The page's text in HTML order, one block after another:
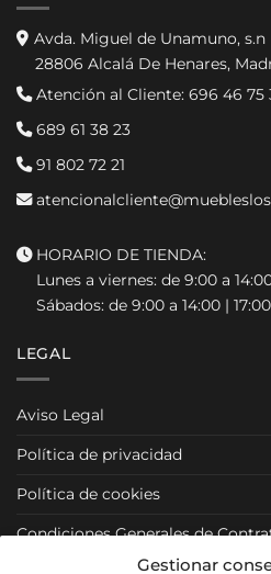
Gestionar
Avda. Miguel de Unamuno, s.n
28806 Alcalá De Henares,
Atención al Cliente: 696 46 75
689 61 38 23
91 802 72 21
HORARIO DE TIENDA:
Lunes a viernes: de 9:00 a
Sábados: de 9:00 a 14:00 |
LEGAL
Aviso Legal
Política de privacidad
Política de cookies
Condiciones Generales de